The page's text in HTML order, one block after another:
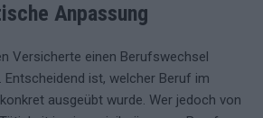
Anpassung
Versicherte einen Berufswechsel
ist, welcher Beruf im
ausgeübt wurde. Wer jedoch von